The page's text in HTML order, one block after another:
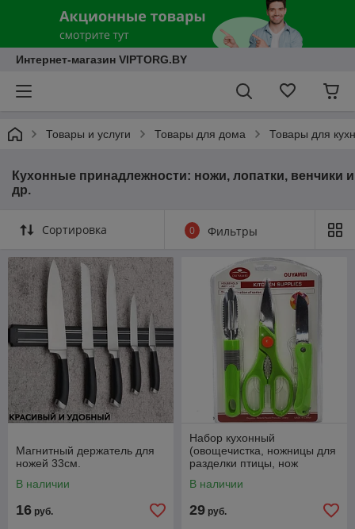
Интернет-магазин VIPTORG.BY
Товары и услуги Товары для дома Товары для
Кухонные принадлежности: ножи, лопатки, венчики и
др.
Сортировка 0 Фильтры
Магнитный держатель для
ножей 33см.
В наличии
16 руб.
Набор кухонный
(овощечистка, ножницы для
разделки птицы, нож
В наличии
29 руб.